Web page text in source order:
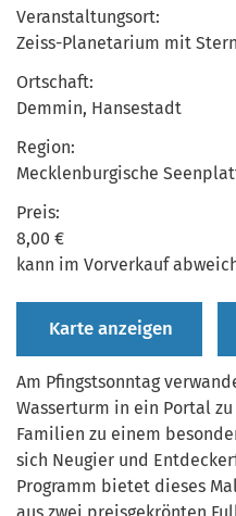
Veranstaltungsort:
Zeiss-Planetarium mit
Ortschaft:
Demmin, Hansestadt
Region:
Mecklenburgische
Preis:
8,00 €
kann im Vorverkauf
Karte anzeigen
Am Pfingstsonntag
Wasserturm in ein Portal
Familien zu einem
sich Neugier und
Programm bietet dieses